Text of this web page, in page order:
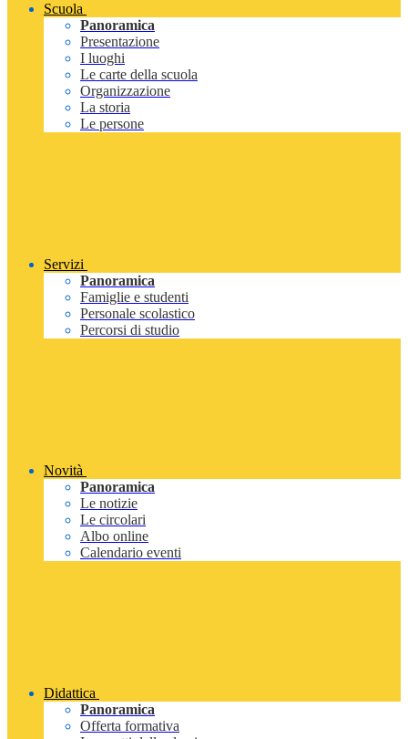
Scuola
Panoramica
Presentazione
I luoghi
Le carte della scuola
Organizzazione
La storia
Le persone
Servizi
Panoramica
Famiglie e studenti
Personale scolastico
Percorsi di studio
Novità
Panoramica
Le notizie
Le circolari
Albo online
Calendario eventi
Didattica
Panoramica
Offerta formativa